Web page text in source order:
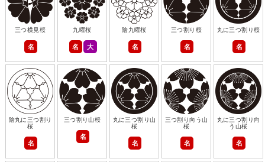
三つ横見桜
名
九曜桜
名 大
陰九曜桜
名
三つ割り桜
名
丸に三つ割り桜
名
陰丸に三つ割り
桜
名
三つ割り山桜
名
丸に三つ割り山
桜
名
三つ割り向う山
桜
名
丸に三つ割り向
う山桜
名